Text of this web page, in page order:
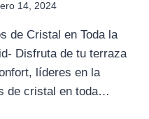
14, 2024
de Cristal en Toda la
Disfruta de tu terraza
líderes en la
de cristal en toda…